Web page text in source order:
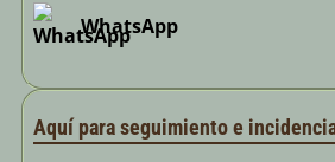
WhatsApp
Aquí para seguimiento e